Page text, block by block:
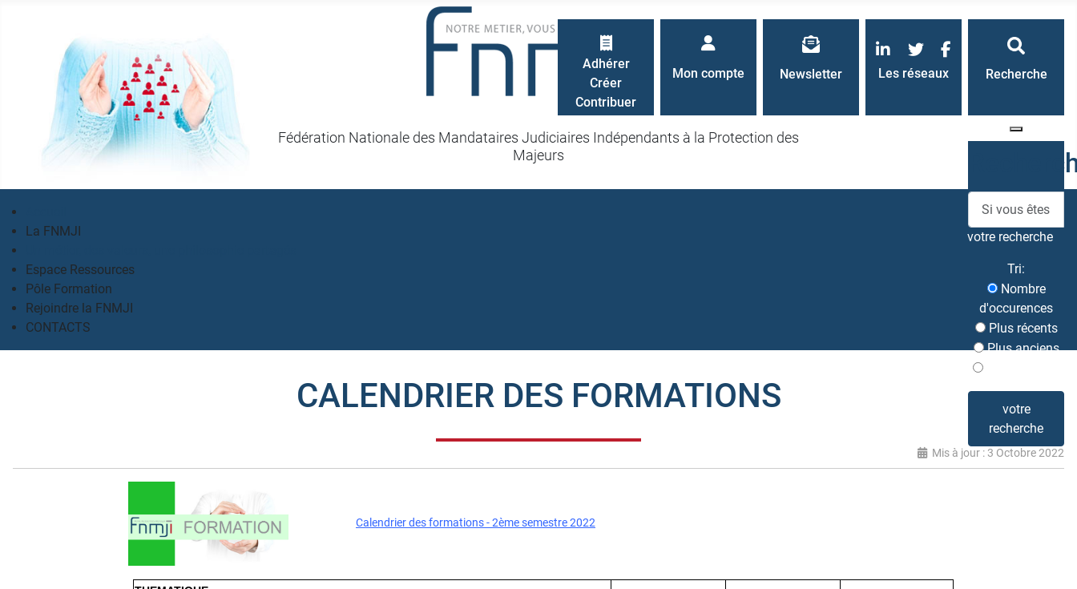
Fédération Nationale des Mandataires Judiciaires Indépendants à la Protection des
Majeurs
La FNMJI
Espace Ressources
Pôle Formation
Rejoindre la FNMJI
CONTACTS
Recherche
votre recherche
Tri:
Nombre
d'occurences
Plus récents
Plus anciens
votre
recherche
Les réseaux
LinkedInTwitterFacebook
Newsletter
Mon compte
Adhérer
Créer
Contribuer
CALENDRIER DES FORMATIONS
Mis à jour : 3 Octobre 2022
Calendrier des formations - 2ème semestre 2022